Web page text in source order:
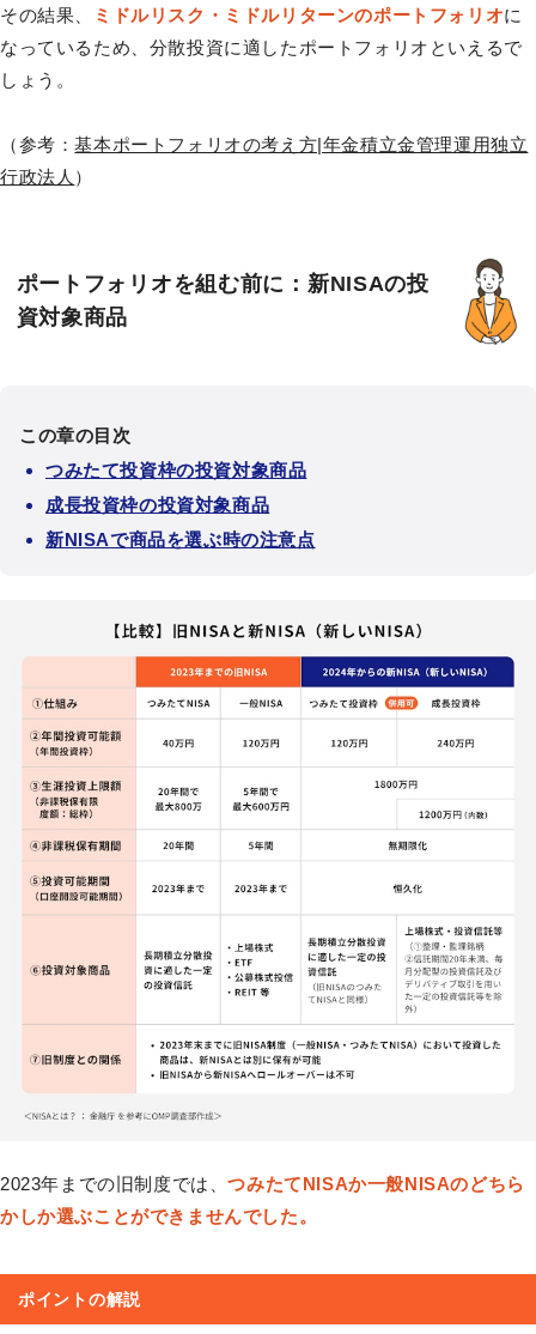
その結果、 ミドルリスク・ミドルリターンのポートフォリオに
なっているため、分散投資に適したポートフォリオといえるで
しょう。
（参考：基本ポートフォリオの考え方|年金積立金管理運用独立
行政法人 ）
ポートフォリオを組む前に：新NISAの投
資対象商品
この章の目次
つみたて投資枠の投資対象商品
成長投資枠の投資対象商品
新NISAで商品を選ぶ時の注意点
2023年までの旧制度では、つみたてNISAか一般NISAのどちら
かしか選ぶことができませんでした。
ポイントの解説